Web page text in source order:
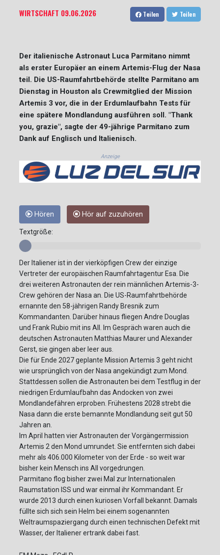
WIRTSCHAFT 09.06.2026 Teilen Teilen
Der italienische Astronaut Luca Parmitano nimmt
als erster Europäer an einem Artemis-Flug der Nasa
teil. Die US-Raumfahrtbehörde stellte Parmitano am
Dienstag in Houston als Crewmitglied der Mission
Artemis 3 vor, die in der Erdumlaufbahn Tests für
eine spätere Mondlandung ausführen soll. "Thank
you, grazie", sagte der 49-jährige Parmitano zum
Dank auf Englisch und Italienisch.
Anzeige
Hören Hör auf zuzuhören
Textgröße:
Der Italiener ist in der vierköpfigen Crew der einzige
Vertreter der europäischen Raumfahrtagentur Esa. Die
drei weiteren Astronauten der rein männlichen Artemis-3-
Crew gehören der Nasa an. Die US-Raumfahrtbehörde
ernannte den 58-jährigen Randy Bresnik zum
Kommandanten. Darüber hinaus fliegen Andre Douglas
und Frank Rubio mit ins All. Im Gespräch waren auch die
deutschen Astronauten Matthias Maurer und Alexander
Gerst, sie gingen aber leer aus.
Die für Ende 2027 geplante Mission Artemis 3 geht nicht
wie ursprünglich von der Nasa angekündigt zum Mond.
Stattdessen sollen die Astronauten bei dem Testflug in der
niedrigen Erdumlaufbahn das Andocken von zwei
Mondlandefähren erproben. Frühestens 2028 strebt die
Nasa dann die erste bemannte Mondlandung seit gut 50
Jahren an.
Im April hatten vier Astronauten der Vorgängermission
Artemis 2 den Mond umrundet. Sie entfernten sich dabei
mehr als 406.000 Kilometer von der Erde - so weit war
bisher kein Mensch ins All vorgedrungen.
Parmitano flog bisher zwei Mal zur Internationalen
Raumstation ISS und war einmal ihr Kommandant. Er
wurde 2013 durch einen kuriosen Vorfall bekannt. Damals
füllte sich sich sein Helm bei einem sogenannten
Weltraumspaziergang durch einen technischen Defekt mit
Wasser, der Italiener ertrank dabei fast.